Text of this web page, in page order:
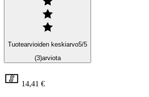
Tuotearvioiden keskiarvo5/5
(3)arviota
14,41 €